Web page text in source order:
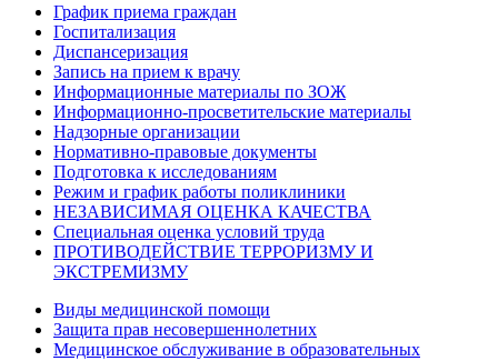
График приема граждан
Госпитализация
Диспансеризация
Запись на прием к врачу
Информационные материалы по ЗОЖ
Информационно-просветительские материалы
Надзорные организации
Нормативно-правовые документы
Подготовка к исследованиям
Режим и график работы поликлиники
НЕЗАВИСИМАЯ ОЦЕНКА КАЧЕСТВА
Специальная оценка условий труда
ПРОТИВОДЕЙСТВИЕ ТЕРРОРИЗМУ И
ЭКСТРЕМИЗМУ
Виды медицинской помощи
Защита прав несовершеннолетних
Медицинское обслуживание в образовательных